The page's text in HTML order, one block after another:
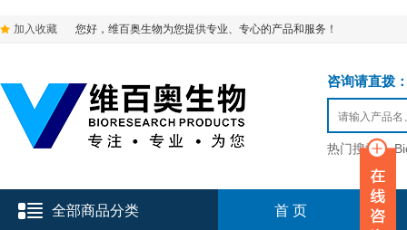
加入收藏 您好，维百奥生物为您提供专业、专心的产品和服务！
咨询请直拨
热门搜索：
全部商品分类 首 页